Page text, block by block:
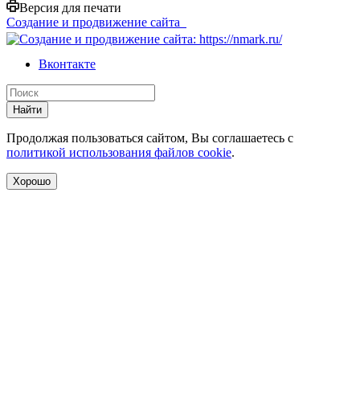
Версия для печати
Создание и продвижение сайта
Вконтакте
Найти
Продолжая пользоваться сайтом, Вы соглашаетесь с
политикой использования файлов cookie.
Хорошо